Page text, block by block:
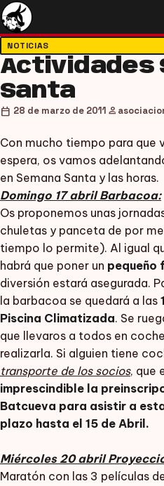
NOTICIAS
Actividades
Santa
calendar_today 28 de marzo de 2011 person
Con mucho tiempo para que
espera, os vamos
en Semana Santa y las horas.
Domingo 17 abril Barbacoa:
Os proponemos unas
chuletas y panceta de por
tiempo lo permite). Al igual
habrá que poner un pequeño
diversión estará asegurada.
la barbacoa se quedará a las
Piscina Climatizada. Se
que llevaros a todos en
realizarla. Si alguien tiene
transporte de los socios, que
imprescindible la
Batcueva para asistir a
plazo hasta el 15 de Abril.
Miércoles 20 abril
Maratón con las 3 películas